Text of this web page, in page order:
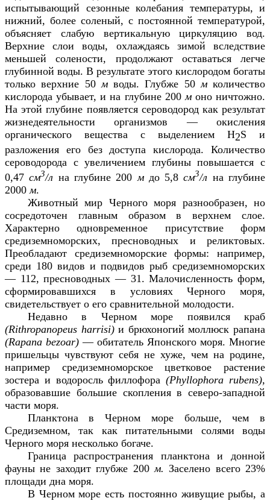
испытывающий сезонные колебания температуры, и
нижний, более соленый, с постоянной температурой,
объясняет слабую вертикальную циркуляцию вод.
Верхние слои воды, охлаждаясь зимой вследствие
меньшей солености, продолжают оставаться легче
глубинной воды. В результате этого кислородом богаты
только верхние 50 м воды. Глубже 50 м количество
кислорода убывает, и на глубине 200 м оно ничтожно.
На этой глубине появляется сероводород как результат
жизнедеятельности организмов — окисления
органического вещества с выделением H2S и
разложения его без доступа кислорода. Количество
сероводорода с увеличением глубины повышается с
0,47см3/л на глубине 200м до 5,8см3/л на глубине
2000м.
Животный мир Черного моря разнообразен, но
сосредоточен главным образом в верхнем слое.
Характерно одновременное присутствие форм
средиземноморских, пресноводных и реликтовых.
Преобладают средиземноморские формы: например,
среди 180 видов и подвидов рыб средиземноморских
— 112, пресноводных — 31. Малочисленность форм,
сформировавшихся в условиях Черного моря,
свидетельствует о его сравнительной молодости.
Недавно в Черном море появился краб
(Rithropanopeus harrisi)и брюхоногий моллюск рапана
(Rapana bezoar)— обитатель Японского моря. Многие
пришельцы чувствуют себя не хуже, чем на родине,
например средиземноморское цветковое растение
зостера и водоросль филлофора(Phyllophora rubens),
образовавшие большие скопления в северо-западной
части моря.
Планктона в Черном море больше, чем в
Средиземном, так как питательными солями воды
Черного моря несколько богаче.
Граница распространения планктона и донной
фауны не заходит глубже 200м.Заселено всего 23%
площади дна моря.
В Черном море есть постоянно живущие рыбы, а